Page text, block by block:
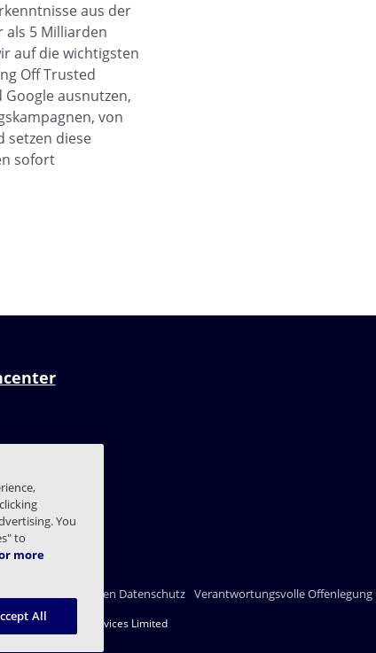
aus der
als 5 Milliarden
auf die wichtigsten
Off Trusted
ausnutzen,
von
setzen diese
sofort
Einstellungen für den Datenschutz Verantwortungsvolle Offenlegung
- 2026 Mimecast Services Limited
You
to
more
All